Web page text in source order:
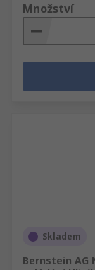
Množství
Skladem
Bernstein AG